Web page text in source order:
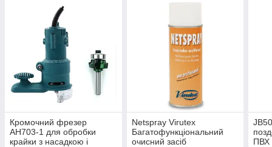
Кромочний фрезер
AH703-1 для обробки
крайки з насадкою і
Netspray Virutex
Багатофункціональний
очисний засіб
ПВХ